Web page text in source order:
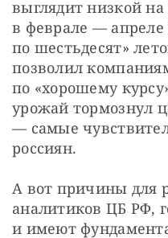
выглядит низкой на
в феврале — апреле
по шестьдесят»
позволил
по «хорошему
урожай тормознул
— самые
россиян.
А вот причины для
аналитиков ЦБ РФ,